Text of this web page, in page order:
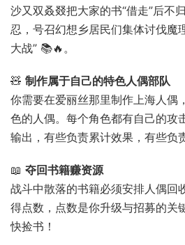
沙又双叒叕把大家的书“借走”后不
忍，号召幻想乡居民们集体讨伐魔
大战” 📚🔥。
🧸 制作属于自己的特色人偶部队
你需要在爱丽丝那里制作上海人偶
色的人偶。每个角色都有自己的攻
输出，有些负责累计效果，有些负
📖 夺回书籍赚资源
战斗中散落的书籍必须安排人偶回
得点数，点数是你升级与招募的关
快捡书！